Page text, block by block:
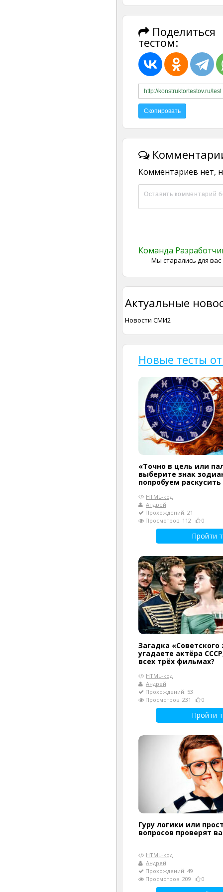
Поделиться
тестом:
Комментариев нет,
Команда
Мы старались для вас
Актуальные
Новости СМИ2
Новые тесты
«Точно в цель или
выберите знак
попробуем
HTML-код
Андрей
Прохождений: 21
Просмотров: 112
0
Пройти
Загадка «Советского
угадаете актёра
всех трёх фильмах?
HTML-код
Андрей
Прохождений: 53
Просмотров: 231
0
Пройти
Гуру логики или
вопросов проверят
HTML-код
Андрей
Прохождений: 49
Просмотров: 209
0